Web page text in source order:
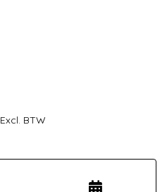
Excl. BTW